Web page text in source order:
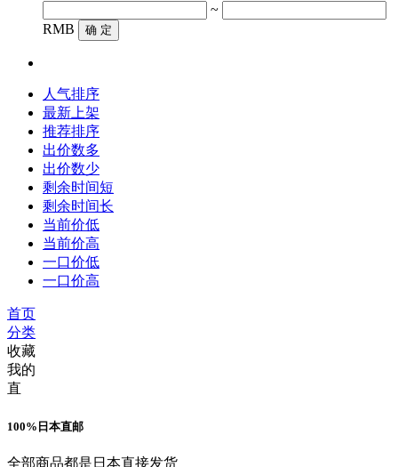
~
RMB
确 定
人气排序
最新上架
推荐排序
出价数多
出价数少
剩余时间短
剩余时间长
当前价低
当前价高
一口价低
一口价高
首页
分类
收藏
我的
直
100%日本直邮
全部商品都是日本直接发货